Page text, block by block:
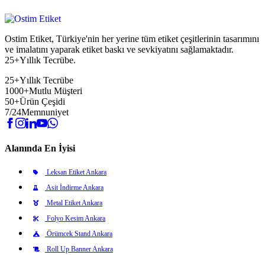
Ostim Etiket, Türkiye'nin her yerine tüm etiket çeşitlerinin tasarımını
ve imalatını yaparak etiket baskı ve sevkiyatını sağlamaktadır.
25+Yıllık Tecrübe.
25+Yıllık Tecrübe
1000+Mutlu Müşteri
50+Ürün Çeşidi
7/24Memnuniyet
Alanında En İyisi
Leksan Etiket Ankara
Asit İndirme Ankara
Metal Etiket Ankara
Folyo Kesim Ankara
Örümcek Stand Ankara
Roll Up Banner Ankara